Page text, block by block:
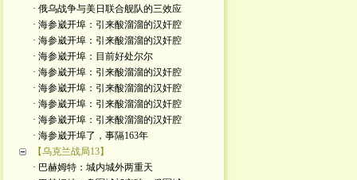
· 俄乌战争与美日联合舰队的三效应
· 海参崴开埠：引来酸溜溜的汉奸腔
· 海参崴开埠：引来酸溜溜的汉奸腔
· 海参崴开埠：目前好处尔尔
· 海参崴开埠：引来酸溜溜的汉奸腔
· 海参崴开埠：引来酸溜溜的汉奸腔
· 海参崴开埠：引来酸溜溜的汉奸腔
· 海参崴开埠：引来酸溜溜的汉奸腔
· 海参崴开埠了，事隔163年
【乌克兰战局13】
· 巴赫姆特：城内城外两重天